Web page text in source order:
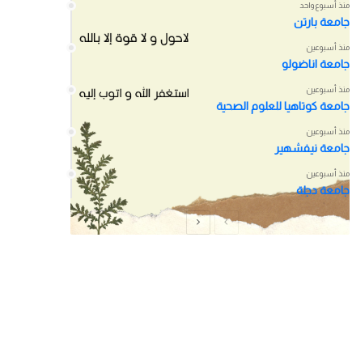
منذ أسبوع واحد
جامعة بارتن
منذ أسبوعين
جامعة اناضولو
منذ أسبوعين
جامعة كوتاهيا للعلوم الصحية
منذ أسبوعين
جامعة نيفشهير
منذ أسبوعين
جامعة دجلة